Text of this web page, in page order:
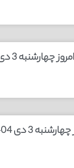
3 دی 1404
3 دی 1404